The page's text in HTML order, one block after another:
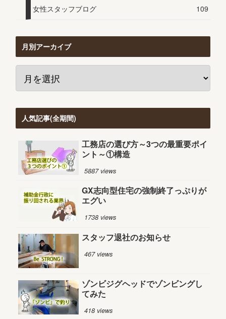
女性スタッフブログ 109
月別アーカイブ
人気記事(全期間)
工務店の選び方～3つの最重要ポイ
ント～①構造
5887 views
GX志向型住宅の強制終了っぷりが
エグい
1738 views
スタッフ退社のお知らせ
467 views
ゾンビジグヘッドでゾンビングし
てみた
418 views